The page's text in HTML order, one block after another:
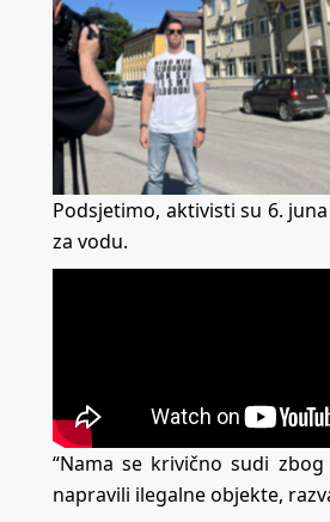
Podsjetimo, aktivisti su 6.
za vodu.
“Nama se krivično sudi
napravili ilegalne objekte,